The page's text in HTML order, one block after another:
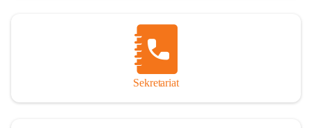
Sekretariat